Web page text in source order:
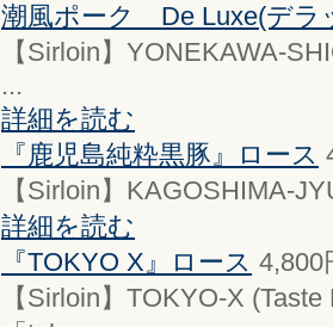
潮風ポーク De Luxe(デラ
【Sirloin】YONEKAWA-
...
詳細を読む
『鹿児島純粋黒豚』ロース
【Sirloin】KAGOSHIMA-
詳細を読む
『TOKYO X』ロース 4,800
【Sirloin】TOKYO-X